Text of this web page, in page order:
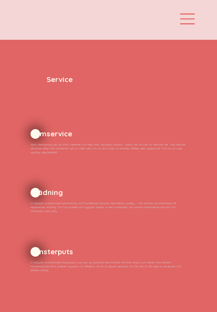
Service
Hemservice
Alirio Hemservice ger dig stöd i hemmet och hjälp med vardagliga sysslor - precis när och hur du behöver det. Våra tjänster
utformas efter dina önskemål, och du väljer själv om du vill ha hjälp vid enstaka tillfällen eller regelbundet. För oss är varje
uppdrag betydelsefullt.
Städning
Vi erbjuder professionell hemstädning och hushållsnära tjänster med flexibla upplägg – från enstaka storstädningar till
regelbunden städning. För hög kvalitet och trygghet arbetar vi med kontinuitet, där samma medarbetare ansvarar för
städningen varje gång.
Fönsterputs
Vi erbjuder professionell fönsterputs som ger dig skinande rena fönster, fria från smuts och ränder. Våra erfarna
fönsterputsare utför arbetet noggrant och effektivt, så att du slipper besväret och får mer tid att njuta av en ljusare och
enklare vardag.